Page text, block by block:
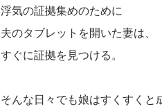
浮気の証拠集めのために
夫のタブレットを開いた妻は、
すぐに証拠を見つける。
そんな日々でも娘はすくすくと